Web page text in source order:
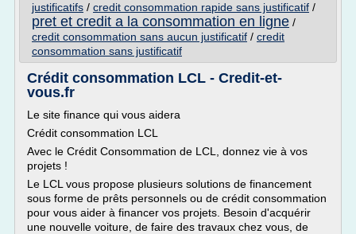
justificatifs / credit consommation rapide sans justificatif /
pret et credit a la consommation en ligne /
credit consommation sans aucun justificatif / credit
consommation sans justificatif
Crédit consommation LCL - Credit-et-
vous.fr
Le site finance qui vous aidera
Crédit consommation LCL
Avec le Crédit Consommation de LCL, donnez vie à vos
projets !
Le LCL vous propose plusieurs solutions de financement
sous forme de prêts personnels ou de crédit consommation
pour vous aider à financer vos projets. Besoin d'acquérir
une nouvelle voiture, de faire des travaux chez vous, de